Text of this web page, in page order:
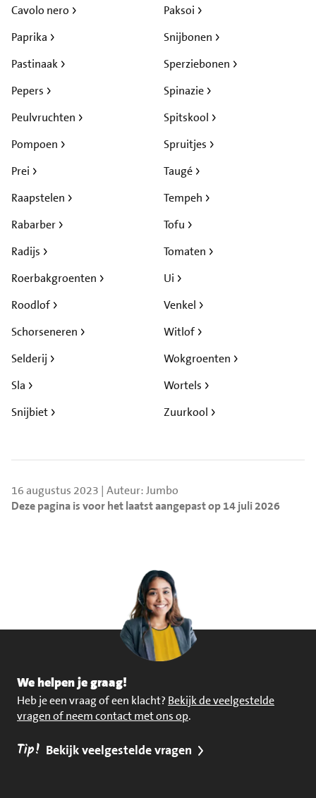
Cavolo nero
Paksoi
Paprika
Pastinaak
Pepers
Peulvruchten
Pompoen
Prei
Raapstelen
Rabarber
Radijs
Roerbakgroenten
Roodlof
Schorseneren
Selderij
Sla
Snijbiet
Snijbonen
Sperziebonen
Spinazie
Spitskool
Spruitjes
Taugé
Tempeh
Tofu
Tomaten
Ui
Venkel
Witlof
Wokgroenten
Wortels
Zuurkool
16 augustus 2023 | Auteur: Jumbo
Deze pagina is voor het laatst aangepast op 14 juli 2026
We helpen je graag!
Heb je een vraag of een klacht? Bekijk de veelgestelde
vragen of neem contact met ons op.
Tip! Bekijk veelgestelde vragen